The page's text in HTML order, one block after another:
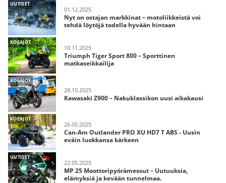
UUTISET
01.12.2025
Nyt on ostajan markkinat – motoliikkeistä voi
tehdä löytöjä todella hyvään hintaan
KOEAJOT
10.11.2025
Triumph Tiger Sport 800 – Sporttinen
matkaseikkailija
KOEAJOT
28.10.2025
Kawasaki Z900 – Nakuklassikon uusi aikakausi
KOEAJOT
26.05.2025
Can-Am Outlander PRO XU HD7 T ABS - Uusin
eväin luokkansa kärkeen
UUTISET
22.05.2025
MP 25 Moottoripyörämessut – Uutuuksia,
elämyksiä ja kevään tunnelmaa.